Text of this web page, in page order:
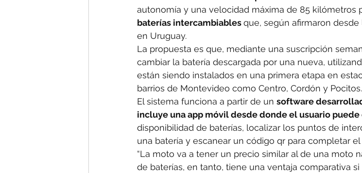
autonomía y una velocidad máxima de 85 kilómetros
baterías intercambiables que, según afirmaron
en Uruguay.
La propuesta es que, mediante una suscripción
cambiar la batería descargada por una nueva,
están siendo instalados en una primera etapa en
barrios de Montevideo como Centro, Cordón y Pocitos.
El sistema funciona a partir de un software
incluye una app móvil desde donde el usuario
disponibilidad de baterías, localizar los puntos de
una batería y escanear un código qr para completar el
“La moto va a tener un precio similar al de una moto
de baterías, en tanto, tiene una ventaja comparativa